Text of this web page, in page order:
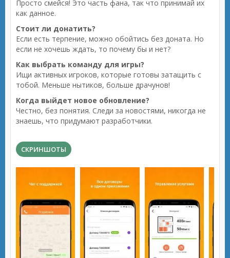
Просто смейся! Это часть фана, так что принимай их
как данное.
Стоит ли донатить?
Если есть терпение, можно обойтись без доната. Но
если не хочешь ждать, то почему бы и нет?
Как выбрать команду для игры?
Ищи активных игроков, которые готовы затащить с
тобой. Меньше нытиков, больше драчунов!
Когда выйдет новое обновление?
Честно, без понятия. Следи за новостями, никогда не
знаешь, что придумают разработчики.
СКРИНШОТЫ